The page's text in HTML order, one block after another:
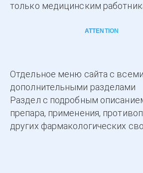
только медицинским
ATTENTION
Отдельное меню сайта с
дополнительными разделами
Раздел с подробным
препара, применения,
других фармакологических